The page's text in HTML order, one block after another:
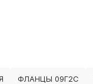
ФЛАНЦЫ 09Г2С